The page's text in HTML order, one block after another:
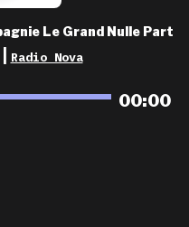
Le Grand Nulle Part
Radio Nova
00:00